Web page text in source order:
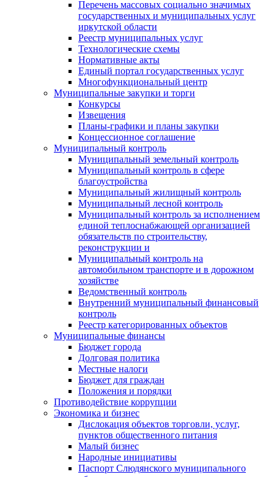
Перечень массовых социально значимых
государственных и муниципальных услуг
иркутской области
Реестр муниципальных услуг
Технологические схемы
Нормативные акты
Единый портал государственных услуг
Многофункциональный центр
Муниципальные закупки и торги
Конкурсы
Извещения
Планы-графики и планы закупки
Концессионное соглашение
Муниципальный контроль
Муниципальный земельный контроль
Муниципальный контроль в сфере
благоустройства
Муниципальный жилищный контроль
Муниципальный лесной контроль
Муниципальный контроль за исполнением
единой теплоснабжающей организацией
обязательств по строительству,
реконструкции и
Муниципальный контроль на
автомобильном транспорте и в дорожном
хозяйстве
Ведомственный контроль
Внутренний муниципальный финансовый
контроль
Реестр категорированных объектов
Муниципальные финансы
Бюджет города
Долговая политика
Местные налоги
Бюджет для граждан
Положения и порядки
Противодействие коррупции
Экономика и бизнес
Дислокация объектов торговли, услуг,
пунктов общественного питания
Малый бизнес
Народные инициативы
Паспорт Слюдянского муниципального